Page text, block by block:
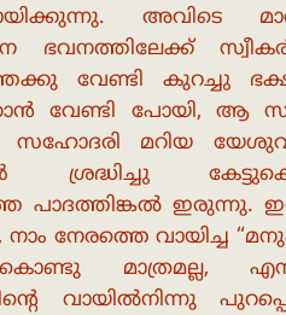
അവിടെ
ഭവനത്തിലേക്ക്
വേണ്ടി കുറച്ചു
വേണ്ടി പോയി, ആ
മറിയ
ശ്രദ്ധിച്ചു
പാദത്തിങ്കൽ ഇരുന്നു.
നേരത്തെ വായിച്ച
മാത്രമല്ല,
വായിൽനിന്നു